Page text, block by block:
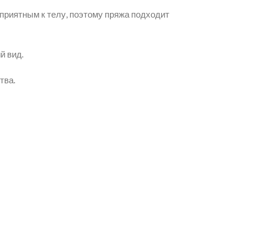
к телу, поэтому пряжа подходит
вид.